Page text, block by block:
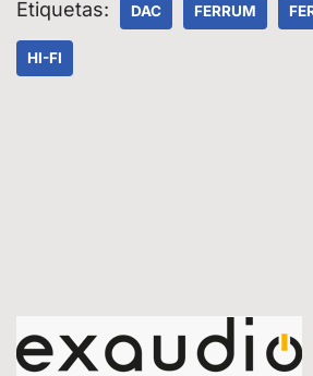
Etiquetas: DAC FERRUM
HI-FI